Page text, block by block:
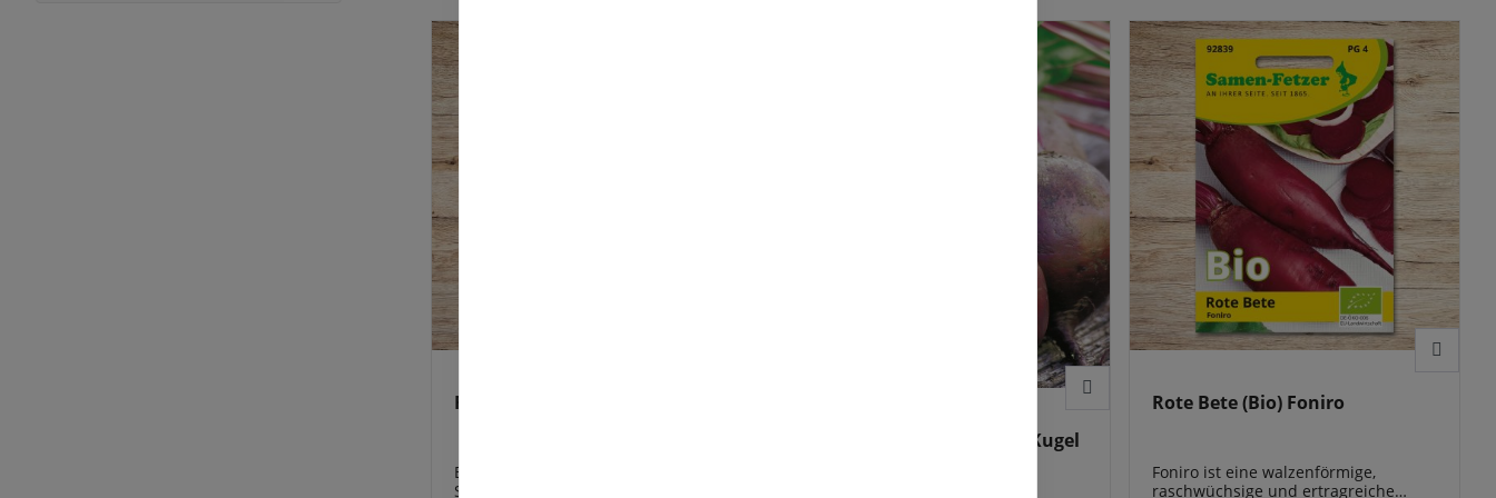
sollten Sie diese bis Ende Oktober
ernten. Schlagen Sie die Kugeln in
Sand ein und überwintern Sie diese
frostfrei. Mit dem Anbau dieser
historischen Rote Rüben Sorte
unterstützen Sie die Erhaltung der
Sortenvielfalt.
Rote Bete (Bio) Rote Kugel
Eine schön ausgefärbte, einheitliche
Sorte mit guter Lagerfähigkeit
Saatband Rote Bete Rote Kugel
Rote Bete (Bio) Foniro
Foniro ist eine walzenförmige,
raschwüchsige und ertragreiche